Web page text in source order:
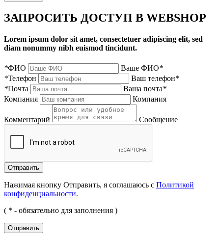
ЗАПРОСИТЬ ДОСТУП В WEBSHOP
Lorem ipsum dolor sit amet, consectetuer adipiscing elit, sed
diam nonummy nibh euismod tincidunt.
*ФИО Ваше ФИО*
*Телефон Ваш телефон*
*Почта Ваша почта*
Компания
Компания
Комментарий Сообщение
Нажимая кнопку Отправить, я соглашаюсь с Политикой
конфиденциальности.
( * - обязательно для заполнения )